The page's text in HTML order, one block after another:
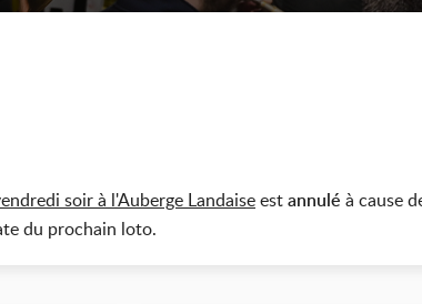
soir à l'Auberge Landaiseestannulé à cause
du prochain loto.